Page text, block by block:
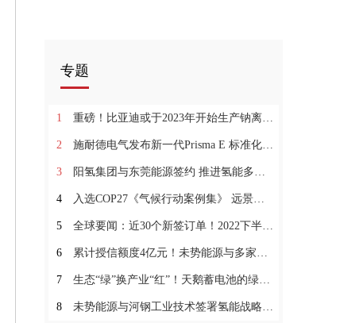
专题
1 重磅！比亚迪或于2023年开始生产钠离子电池
2 施耐德电气发布新一代Prisma E 标准化低压成套分配电设备|每日动态
3 阳氢集团与东莞能源签约 推进氢能多元化_新视野
4 入选COP27《气候行动案例集》 远景零碳产业园与电池获全球点赞
5 全球要闻：近30个新签订单！2022下半年订单量暴增，考克利尔竞立稳占市场
6 累计授信额度4亿元！未势能源与多家银行签署战略合作:当前热议
7 生态“绿”换产业“红”！天鹅蓄电池的绿色发展之路0天天快消息
8 未势能源与河钢工业技术签署氢能战略合作协议